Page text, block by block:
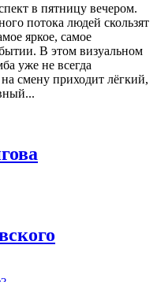
в пятницу вечером.
потока людей скользят
яркое, самое
В этом визуальном
уже не всегда
смену приходит лёгкий,